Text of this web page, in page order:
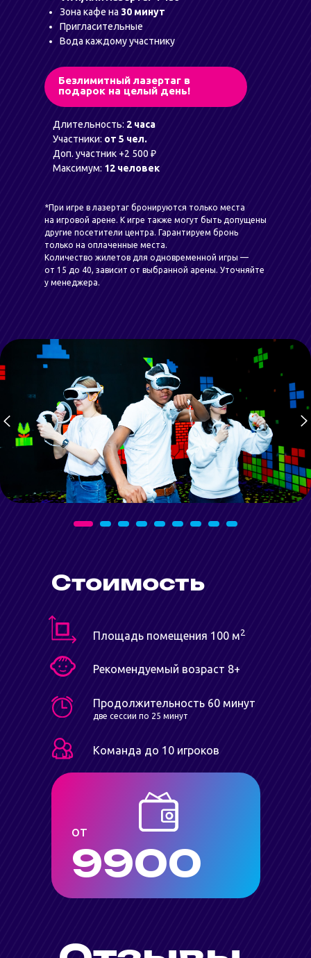
Зона кафе на 30 минут
Пригласительные
Вода каждому участнику
*При игре в лазертаг бронируются только места
на игровой арене. К игре также могут быть допущены
другие посетители центра. Гарантируем бронь
только на оплаченные места.
Количество жилетов для одновременной игры —
от 15 до 40, зависит от выбранной арены. Уточняйте
у менеджера.
Длительность: 2 часа
Участники: от 5 чел.
Доп. участник +2 500 ₽
Максимум: 12 человек
Безлимитный лазертаг в
подарок на целый день!
Стоимость
Площадь помещения 100 м2
9900
от
Продолжительность 60 минут
Рекомендуемый возраст 8+
Команда до 10 игроков
две сессии по 25 минут